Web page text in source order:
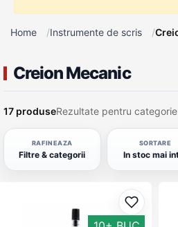
Home Instrumente de scris
Creion Mecanic
17 produseRezultate pentru
RAFINEAZA
Filtre & categorii
SORTARE
In stoc mai
Adaugă